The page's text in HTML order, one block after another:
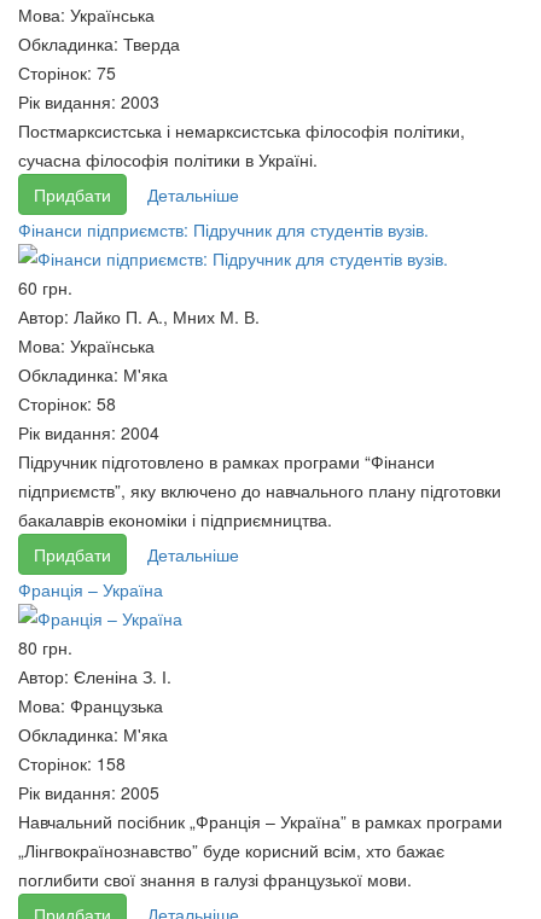
Міжнародні торгівельні зв’язки
України: генезис і структура
65 грн.
Ринок суверенних
65 грн.
Податкова політика України :
навч. посібник
65 грн.
Мова: Українська
Обкладинка: Тверда
Сторінок: 75
Рік видання: 2003
Постмарксистська і немарксистська філософія політики,
сучасна філософія політики в Україні.
Придбати
Детальніше
Фінанси підприємств: Підручник для студентів вузів.
60 грн.
Автор: Лайко П. А., Мних М. В.
Мова: Українська
Обкладинка: М'яка
Сторінок: 58
Рік видання: 2004
Підручник підготовлено в рамках програми “Фінанси
підприємств”, яку включено до навчального плану підготовки
бакалаврів економіки і підприємництва.
Придбати
Детальніше
Франція – Україна
80 грн.
Автор: Єленіна З. І.
Мова: Французька
Обкладинка: М'яка
Сторінок: 158
Рік видання: 2005
Навчальний посібник „Франція – Україна” в рамках програми
„Лінгвокраїнознавство” буде корисний всім, хто бажає
поглибити свої знання в галузі французької мови.